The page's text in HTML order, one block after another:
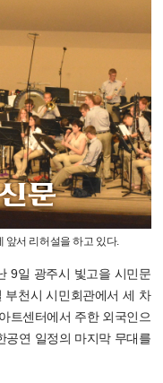
앞서 리허설을 하고 있다.
9일 광주시 빛고을 시민문
부천시 시민회관에서 세 차
트센터에서 주한 외국인으
공연 일정의 마지막 무대를